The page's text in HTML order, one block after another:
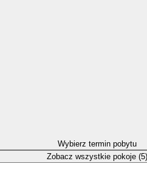
Wybierz termin pobytu
Zobacz wszystkie pokoje (5)